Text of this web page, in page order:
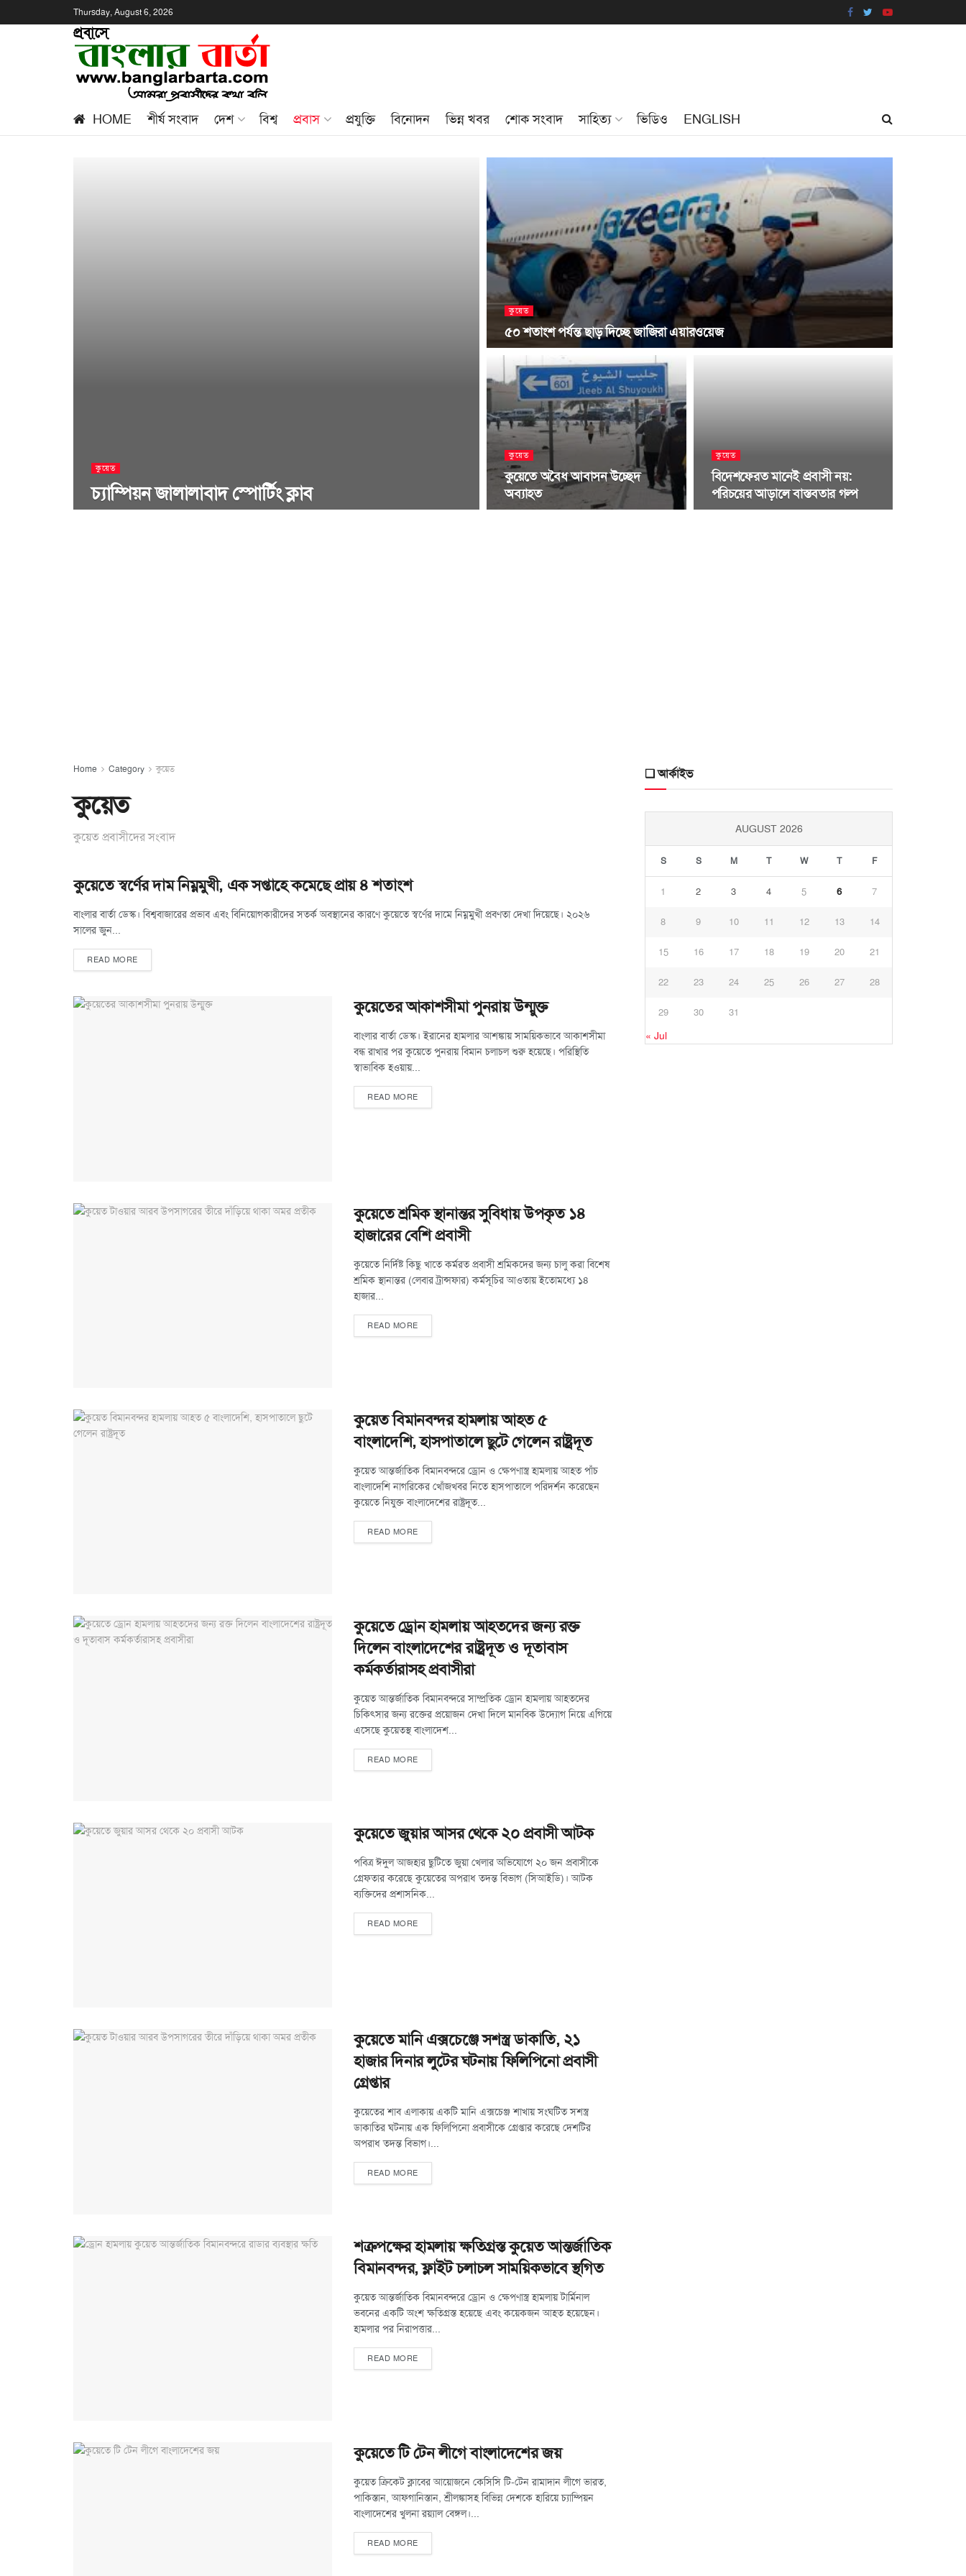
Thursday, August 6, 2026
HOME শীর্ষ সংবাদ দেশ বিশ্ব প্রবাস প্রযুক্তি বিনোদন ভিন্ন খবর শোক সংবাদ সাহিত্য ভিডিও ENGLISH
কুয়েত
চ্যাম্পিয়ন জালালাবাদ স্পোর্টিং ক্লাব
কুয়েত
৫০ শতাংশ পর্যন্ত ছাড় দিচ্ছে জাজিরা এয়ারওয়েজ
কুয়েত
কুয়েতে অবৈধ আবাসন উচ্ছেদ
অব্যাহত
কুয়েত
বিদেশফেরত মানেই প্রবাসী নয়:
পরিচয়ের আড়ালে বাস্তবতার গল্প
Home Category কুয়েত
কুয়েত
কুয়েত প্রবাসীদের সংবাদ
কুয়েতে স্বর্ণের দাম নিম্নমুখী, এক সপ্তাহে কমেছে প্রায় ৪ শতাংশ
বাংলার বার্তা ডেস্ক। বিশ্ববাজারের প্রভাব এবং বিনিয়োগকারীদের সতর্ক অবস্থানের কারণে কুয়েতে স্বর্ণের দামে নিম্নমুখী প্রবণতা দেখা দিয়েছে। ২০২৬
সালের জুন...
READ MORE
কুয়েতের আকাশসীমা পুনরায় উন্মুক্ত
বাংলার বার্তা ডেস্ক। ইরানের হামলার আশঙ্কায় সাময়িকভাবে আকাশসীমা
বন্ধ রাখার পর কুয়েতে পুনরায় বিমান চলাচল শুরু হয়েছে। পরিস্থিতি
স্বাভাবিক হওয়ায়...
READ MORE
কুয়েতে শ্রমিক স্থানান্তর সুবিধায় উপকৃত ১৪
হাজারের বেশি প্রবাসী
কুয়েতে নির্দিষ্ট কিছু খাতে কর্মরত প্রবাসী শ্রমিকদের জন্য চালু করা বিশেষ
শ্রমিক স্থানান্তর (লেবার ট্রান্সফার) কর্মসূচির আওতায় ইতোমধ্যে ১৪
হাজার...
READ MORE
কুয়েত বিমানবন্দর হামলায় আহত ৫
বাংলাদেশি, হাসপাতালে ছুটে গেলেন রাষ্ট্রদূত
কুয়েত আন্তর্জাতিক বিমানবন্দরে ড্রোন ও ক্ষেপণাস্ত্র হামলায় আহত পাঁচ
বাংলাদেশি নাগরিকের খোঁজখবর নিতে হাসপাতালে পরিদর্শন করেছেন
কুয়েতে নিযুক্ত বাংলাদেশের রাষ্ট্রদূত...
READ MORE
কুয়েতে ড্রোন হামলায় আহতদের জন্য রক্ত
দিলেন বাংলাদেশের রাষ্ট্রদূত ও দূতাবাস
কর্মকর্তারাসহ প্রবাসীরা
কুয়েত আন্তর্জাতিক বিমানবন্দরে সাম্প্রতিক ড্রোন হামলায় আহতদের
চিকিৎসার জন্য রক্তের প্রয়োজন দেখা দিলে মানবিক উদ্যোগ নিয়ে এগিয়ে
এসেছে কুয়েতস্থ বাংলাদেশ...
READ MORE
কুয়েতে জুয়ার আসর থেকে ২০ প্রবাসী আটক
পবিত্র ঈদুল আজহার ছুটিতে জুয়া খেলার অভিযোগে ২০ জন প্রবাসীকে
গ্রেফতার করেছে কুয়েতের অপরাধ তদন্ত বিভাগ (সিআইডি)। আটক
ব্যক্তিদের প্রশাসনিক...
READ MORE
কুয়েতে মানি এক্সচেঞ্জে সশস্ত্র ডাকাতি, ২১
হাজার দিনার লুটের ঘটনায় ফিলিপিনো প্রবাসী
গ্রেপ্তার
কুয়েতের শাব এলাকায় একটি মানি এক্সচেঞ্জ শাখায় সংঘটিত সশস্ত্র
ডাকাতির ঘটনায় এক ফিলিপিনো প্রবাসীকে গ্রেপ্তার করেছে দেশটির
অপরাধ তদন্ত বিভাগ।...
READ MORE
শত্রুপক্ষের হামলায় ক্ষতিগ্রস্ত কুয়েত আন্তর্জাতিক
বিমানবন্দর, ফ্লাইট চলাচল সাময়িকভাবে স্থগিত
কুয়েত আন্তর্জাতিক বিমানবন্দরে ড্রোন ও ক্ষেপণাস্ত্র হামলায় টার্মিনাল
ভবনের একটি অংশ ক্ষতিগ্রস্ত হয়েছে এবং কয়েকজন আহত হয়েছেন।
হামলার পর নিরাপত্তার...
READ MORE
কুয়েতে টি টেন লীগে বাংলাদেশের জয়
কুয়েত ক্রিকেট ক্লাবের আয়োজনে কেসিসি টি-টেন রামাদান লীগে ভারত,
পাকিস্তান, আফগানিস্তান, শ্রীলঙ্কাসহ বিভিন্ন দেশকে হারিয়ে চ্যাম্পিয়ন
বাংলাদেশের খুলনা রয়্যাল বেঙ্গল।...
READ MORE
❑ আর্কাইভ
AUGUST 2026
S S M T W T F
1 2 3 4 5 6 7
8 9 10 11 12 13 14
15 16 17 18 19 20 21
22 23 24 25 26 27 28
29 30 31
« Jul